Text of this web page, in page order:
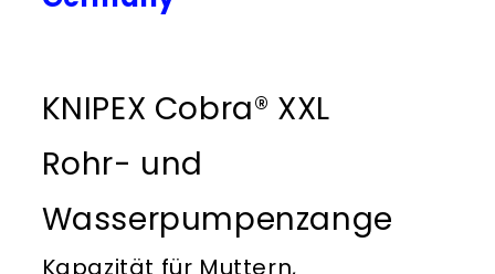
KNIPEX Cobra® XXL
Rohr- und
Wasserpumpenzange
Kapazität für Muttern,